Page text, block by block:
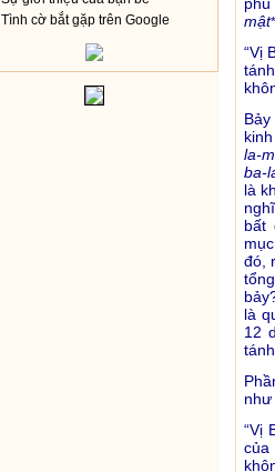
Tình cờ bắt gặp trên Google
mật*
“Vị
la-
ba-
là
bất
đó,
là
12
như
“Vị
của